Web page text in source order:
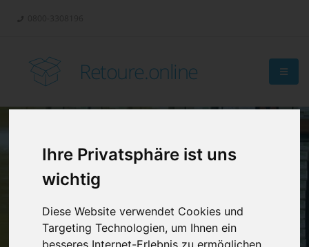
Ihre Privatsphäre ist uns
wichtig
Diese Website verwendet Cookies und
Targeting Technologien, um Ihnen ein
besseres Internet-Erlebnis zu ermöglichen
Retoure.online
Retouren-
Management?